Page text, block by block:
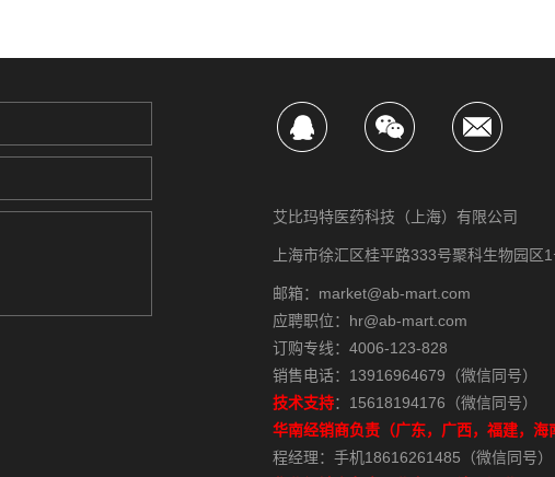
艾比玛特医药科技（上海）有限公司
上海市徐汇区桂平路333号聚科生物园区
邮箱：market@ab-mart.com
应聘职位：hr@ab-mart.com
订购专线：4006-123-828
销售电话：13916964679（微信同号）
技术支持：15618194176（微信同号）
华南经销商负责（广东，广西，福建，海
程经理：手机18616261485（微信同号）